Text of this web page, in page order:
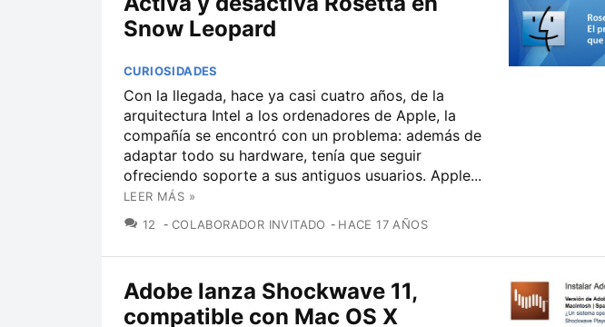
Snow Leopard
CURIOSIDADES
Con la llegada, hace ya casi cuatro años, de la
arquitectura Intel a los ordenadores de Apple, la
compañía se encontró con un problema: además de
adaptar todo su hardware, tenía que seguir
ofreciendo soporte a sus antiguos usuarios. Apple...
LEER MÁS »
12
COMENTARIOS
COLABORADOR INVITADO HACE 17 AÑOS
Adobe lanza Shockwave 11,
compatible con Mac OS X